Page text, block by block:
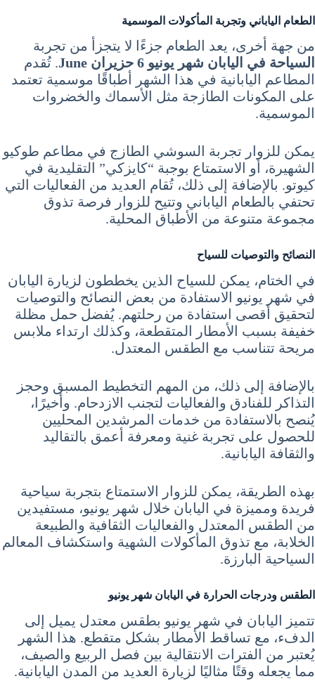
الطعام الياباني وتجربة المأكولات الموسمية
من جهة أخرى، يعد الطعام جزءًا لا يتجزأ من تجربة
السياحة في اليابان شهر يونيو 6 حزيران June
. تُقدم
المطاعم اليابانية في هذا الشهر أطباقًا موسمية تعتمد
على المكونات الطازجة مثل الأسماك والخضروات
الموسمية.
يمكن للزوار تجربة السوشي الطازج في مطاعم طوكيو
الشهيرة، أو الاستمتاع بوجبة “كايزكي” التقليدية في
كيوتو. بالإضافة إلى ذلك، تُقام العديد من الفعاليات التي
تحتفي بالطعام الياباني وتتيح للزوار فرصة تذوق
مجموعة متنوعة من الأطباق المحلية.
النصائح والتوصيات للسياح
في الختام، يمكن للسياح الذين يخططون لزيارة اليابان
في شهر يونيو الاستفادة من بعض النصائح والتوصيات
لتحقيق أقصى استفادة من رحلتهم. يُفضل حمل مظلة
خفيفة بسبب الأمطار المتقطعة، وكذلك ارتداء ملابس
مريحة تتناسب مع الطقس المعتدل.
بالإضافة إلى ذلك، من المهم التخطيط المسبق وحجز
التذاكر للفنادق والفعاليات لتجنب الازدحام. وأخيرًا،
يُنصح بالاستفادة من خدمات المرشدين المحليين
للحصول على تجربة غنية ومعرفة أعمق بالتقاليد
والثقافة اليابانية.
بهذه الطريقة، يمكن للزوار الاستمتاع بتجربة سياحية
فريدة ومميزة في اليابان خلال شهر يونيو، مستفيدين
من الطقس المعتدل والفعاليات الثقافية والطبيعة
الخلابة، مع تذوق المأكولات الشهية واستكشاف المعالم
السياحية البارزة.
الطقس ودرجات الحرارة في اليابان شهر يونيو
تتميز اليابان في شهر يونيو بطقس معتدل يميل إلى
الدفء، مع تساقط الأمطار بشكل متقطع. هذا الشهر
يُعتبر من الفترات الانتقالية بين فصل الربيع والصيف،
مما يجعله وقتًا مثاليًا لزيارة العديد من المدن اليابانية.